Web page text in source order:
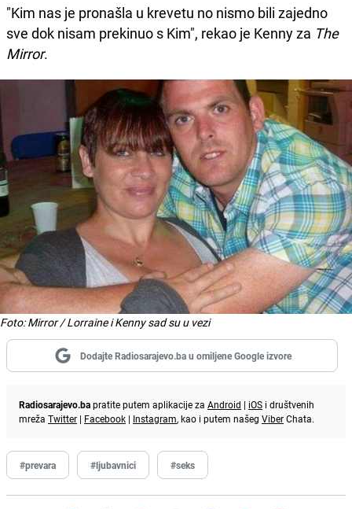
"Kim nas je pronašla u krevetu no nismo bili zajedno
sve dok nisam prekinuo s Kim", rekao je Kenny za The
Mirror.
Foto: Mirror / Lorraine i Kenny sad su u vezi
Dodajte Radiosarajevo.ba u omiljene Google izvore
Radiosarajevo.bapratite putem aplikacije za Android | iOS i društvenih
mreža Twitter | Facebook | Instagram, kao i putem našeg ViberChata.
#prevara #ljubavnici #seks